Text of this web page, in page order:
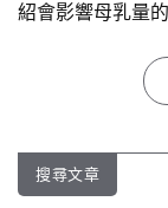
紹會影響母乳量
搜尋文章